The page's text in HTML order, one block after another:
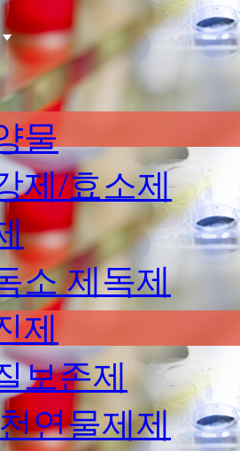
물
제/효소제
소 제독제
제
보존제
연물제제